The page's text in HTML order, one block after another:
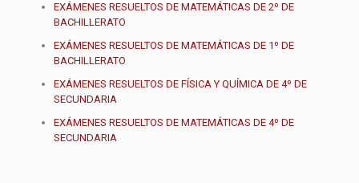
EXÁMENES RESUELTOS DE MATEMÁTICAS DE 2º DE
BACHILLERATO
EXÁMENES RESUELTOS DE MATEMÁTICAS DE 1º DE
BACHILLERATO
EXÁMENES RESUELTOS DE FÍSICA Y QUÍMICA DE 4º DE
SECUNDARIA
EXÁMENES RESUELTOS DE MATEMÁTICAS DE 4º DE
SECUNDARIA